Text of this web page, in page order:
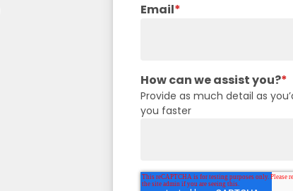
Email*
How can we assist you?*
Provide as much detail as
you faster